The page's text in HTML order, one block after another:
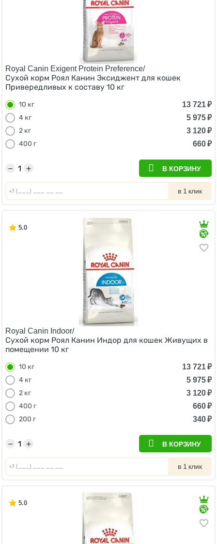
Royal Canin Exigent Protein Preference/
Сухой корм Роял Канин Эксиджент для кошек
Привередливых к составу 10 кг
10 кг 13 721₽
4 кг
5 975₽
2 кг
3 120₽
400 г
660₽
+
− В КОРЗИНУ
в 1 клик
5.0
Royal Canin Indoor/
Сухой корм Роял Канин Индор для кошек Живущих в
помещении 10 кг
10 кг 13 721₽
4 кг
5 975₽
2 кг
3 120₽
400 г
660₽
200 г
340₽
+
− В КОРЗИНУ
в 1 клик
5.0